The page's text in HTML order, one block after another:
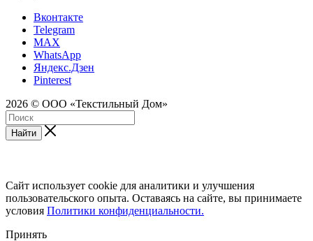
Вконтакте
Telegram
MAX
WhatsApp
Яндекс.Дзен
Pinterest
2026 © ООО «Текстильный Дом»
Найти
Сайт использует cookie для аналитики и улучшения
пользовательского опыта. Оставаясь на сайте, вы принимаете
условия Политики конфиденциальности.
Принять